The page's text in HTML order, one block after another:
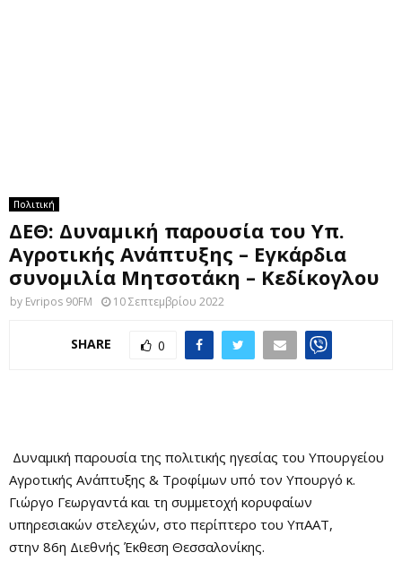
Πολιτική
ΔΕΘ: Δυναμική παρουσία του Υπ.
Αγροτικής Ανάπτυξης – Εγκάρδια
συνομιλία Μητσοτάκη – Κεδίκογλου
by Evripos 90FM 10 Σεπτεμβρίου 2022
SHARE 0
Δυναμική παρουσία της πολιτικής ηγεσίας του Υπουργείου
Αγροτικής Ανάπτυξης & Τροφίμων υπό τον Υπουργό κ.
Γιώργο Γεωργαντά και τη συμμετοχή κορυφαίων
υπηρεσιακών στελεχών, στο περίπτερο του ΥπΑΑΤ,
στην 86η Διεθνής Έκθεση Θεσσαλονίκης.